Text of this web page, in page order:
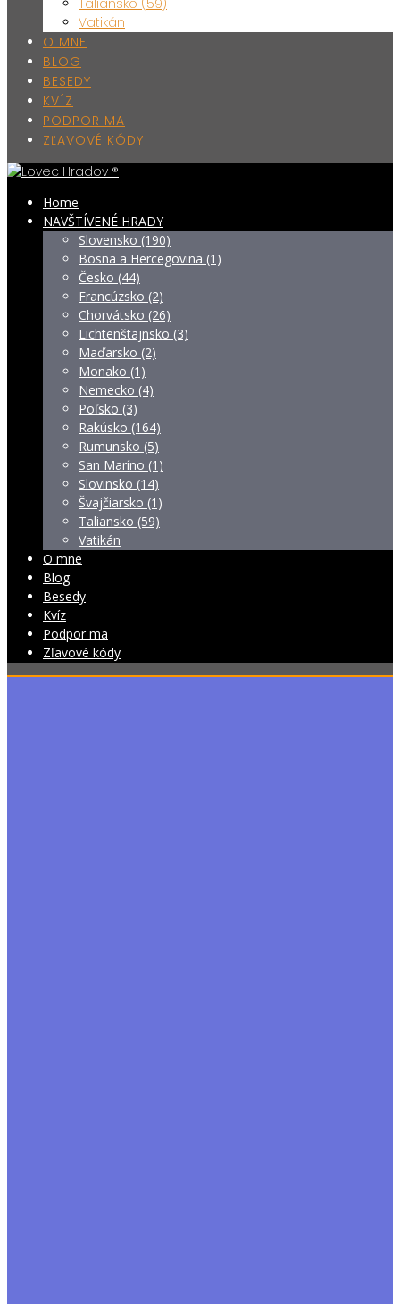
Taliansko (59)
Vatikán
O MNE
BLOG
BESEDY
KVÍZ
PODPOR MA
ZĽAVOVÉ KÓDY
Home
NAVŠTÍVENÉ HRADY
Slovensko (190)
Bosna a Hercegovina (1)
Česko (44)
Francúzsko (2)
Chorvátsko (26)
Lichtenštajnsko (3)
Maďarsko (2)
Monako (1)
Nemecko (4)
Poľsko (3)
Rakúsko (164)
Rumunsko (5)
San Maríno (1)
Slovinsko (14)
Švajčiarsko (1)
Taliansko (59)
Vatikán
O mne
Blog
Besedy
Kvíz
Podpor ma
Zľavové kódy